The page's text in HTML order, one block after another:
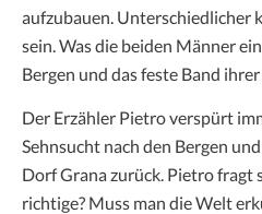
aufzubauen. Unterschiedlicher
sein. Was die beiden Männer
Bergen und das feste Band
Der Erzähler Pietro verspürt
Sehnsucht nach den Bergen
Dorf Grana zurück. Pietro fragt
richtige? Muss man die Welt